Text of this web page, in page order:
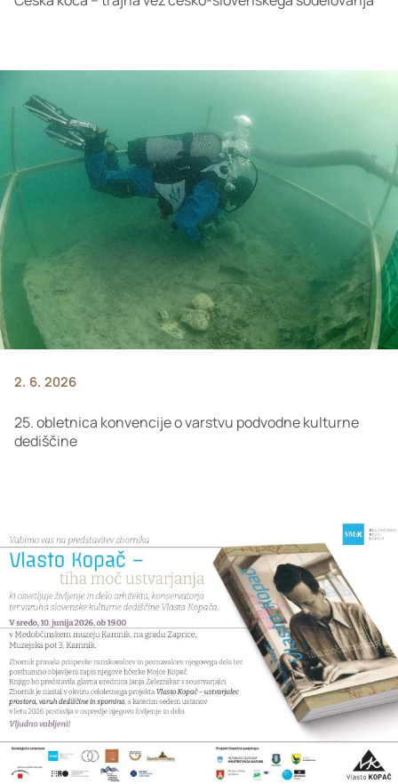
2. 6. 2026
25. obletnica konvencije o varstvu podvodne kulturne
dediščine